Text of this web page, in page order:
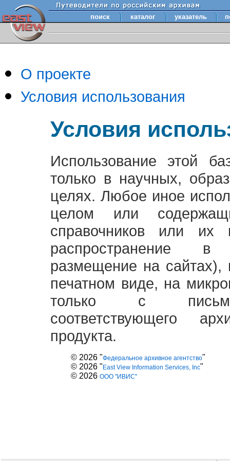
поиск каталог указатель
О проекте
Условия использования
Условия
Использование этой
только в научных,
целях. Любое иное
целом или
справочников или их
распространение
размещение на
печатном виде, на
только с
соответствующего
продукта.
© 2026 "Федеральное архивное агентство"
© 2026 " East View Information Services, Inc"
© 2026 ООО "ИВИС"